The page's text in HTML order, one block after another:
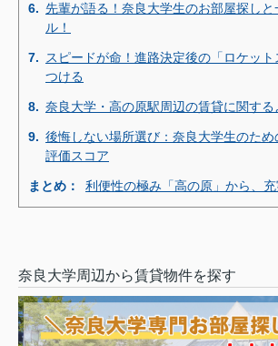
6. 先輩が語る！奈良大学生のお部屋探し
ル！
7. スピードが命！進路決定後の「ロケッ
つける
8. 奈良大学・高の原駅周辺の賃貸に関する
9. 後悔しない場所選び：奈良大学生のた
評価スコア
まとめ： 利便性の極み「高の原」から、充
奈良大学周辺から賃貸物件を探す